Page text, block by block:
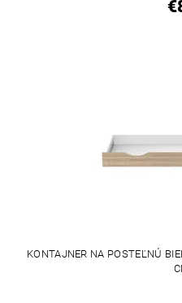
KONTAJNER NA POSTEĽNÚ